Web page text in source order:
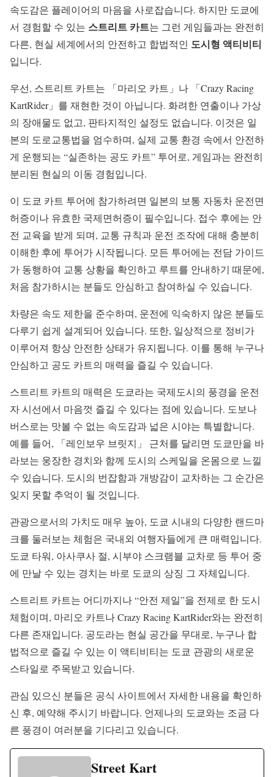
속도감은 플레이어의 마음을 사로잡습니다. 하지만 도쿄에
서 경험할 수 있는 스트리트 카트는 그런 게임들과는 완전히
다른, 현실 세계에서의 안전하고 합법적인 도시형 액티비티
입니다.
우선, 스트리트 카트는 「마리오 카트」나 「Crazy Racing
KartRider」를 재현한 것이 아닙니다. 화려한 연출이나 가상
의 장애물도 없고, 판타지적인 설정도 없습니다. 이것은 일
본의 도로교통법을 엄수하며, 실제 교통 환경 속에서 안전하
게 운행되는 “실존하는 공도 카트” 투어로, 게임과는 완전히
분리된 현실의 이동 경험입니다.
이 도쿄 카트 투어에 참가하려면 일본의 보통 자동차 운전면
허증이나 유효한 국제면허증이 필수입니다. 접수 후에는 안
전 교육을 받게 되며, 교통 규칙과 운전 조작에 대해 충분히
이해한 후에 투어가 시작됩니다. 모든 투어에는 전담 가이드
가 동행하여 교통 상황을 확인하고 루트를 안내하기 때문에,
처음 참가하시는 분들도 안심하고 참여하실 수 있습니다.
차량은 속도 제한을 준수하며, 운전에 익숙하지 않은 분들도
다루기 쉽게 설계되어 있습니다. 또한, 일상적으로 정비가
이루어져 항상 안전한 상태가 유지됩니다. 이를 통해 누구나
안심하고 공도 카트의 매력을 즐길 수 있습니다.
스트리트 카트의 매력은 도쿄라는 국제도시의 풍경을 운전
자 시선에서 마음껏 즐길 수 있다는 점에 있습니다. 도보나
버스로는 맛볼 수 없는 속도감과 넓은 시야는 특별합니다.
예를 들어, 「레인보우 브릿지」 근처를 달리면 도쿄만을 바
라보는 웅장한 경치와 함께 도시의 스케일을 온몸으로 느낄
수 있습니다. 도시의 번잡함과 개방감이 교차하는 그 순간은
잊지 못할 추억이 될 것입니다.
관광으로서의 가치도 매우 높아, 도쿄 시내의 다양한 랜드마
크를 둘러보는 체험은 국내외 여행자들에게 큰 매력입니다.
도쿄 타워, 아사쿠사 절, 시부야 스크램블 교차로 등 투어 중
에 만날 수 있는 경치는 바로 도쿄의 상징 그 자체입니다.
스트리트 카트는 어디까지나 “안전 제일”을 전제로 한 도시
체험이며, 마리오 카트나 Crazy Racing KartRider와는 완전히
다른 존재입니다. 공도라는 현실 공간을 무대로, 누구나 합
법적으로 즐길 수 있는 이 액티비티는 도쿄 관광의 새로운
스타일로 주목받고 있습니다.
관심 있으신 분들은 공식 사이트에서 자세한 내용을 확인하
신 후, 예약해 주시기 바랍니다. 언제나의 도쿄와는 조금 다
른 풍경이 여러분을 기다리고 있습니다.
Street Kart